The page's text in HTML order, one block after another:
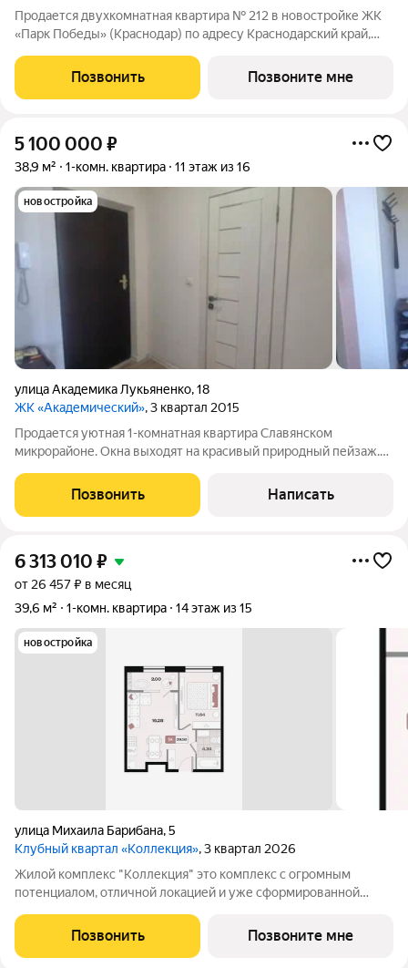
Продается двухкомнатная квартира № 212 в новостройке ЖК
«Парк Победы» (Краснодар) по адресу Краснодарский край,
площадь квартиры 70.10 кв. м., этаж 9 из 9, секция 2. Тип
проекта, по которому
Позвонить Позвоните мне
5 100 000 ₽
38,9 м² 1-комн. квартира 11 этаж из 16
новостройка
улица Академика Лукьяненко,18
ЖК «Академический», 3 квартал 2015
Продается уютная 1-комнатная квартира Славянском
микрорайоне. Окна выходят на красивый природный пейзаж.
Квартира светлая, чистая общей площадью 38,9 кв.м. В
квартире совмещен санузел, стоит ванна,
Позвонить Написать
6 313 010 ₽
от 26 457 ₽ в месяц
39,6 м²
1-комн. квартира 14 этаж из 15
новостройка
улица Михаила Барибана,5
Клубный квартал «Коллекция», 3 квартал 2026
Жилой комплекс "Коллекция" это комплекс с огромным
потенциалом, отличной локацией и уже сформированной
Позвонить Позвоните мне